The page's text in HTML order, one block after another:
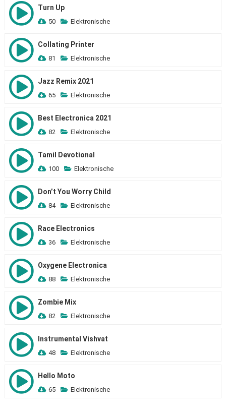
Turn Up
50 Elektronische
Collating Printer
81 Elektronische
Jazz Remix 2021
65 Elektronische
Best Electronica 2021
82 Elektronische
Tamil Devotional
100 Elektronische
Don’t You Worry Child
84 Elektronische
Race Electronics
36 Elektronische
Oxygene Electronica
88 Elektronische
Zombie Mix
82 Elektronische
Instrumental Vishvat
48 Elektronische
Hello Moto
65 Elektronische